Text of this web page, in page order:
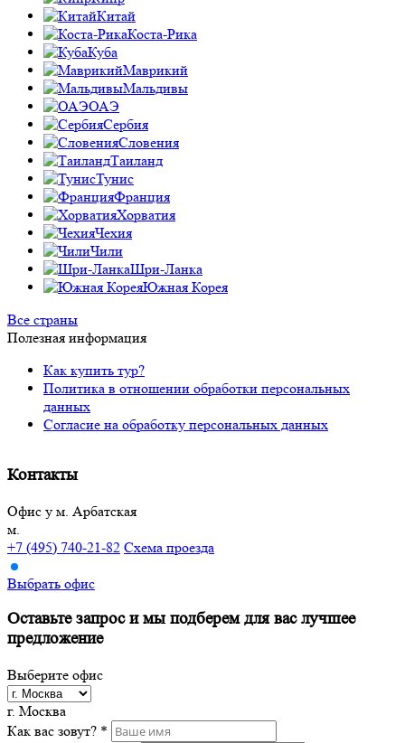
Китай
Коста-Рика
Куба
Маврикий
Мальдивы
ОАЭ
Сербия
Словения
Таиланд
Тунис
Франция
Хорватия
Чехия
Чили
Шри-Ланка
Южная Корея
Все страны
Полезная информация
Как купить тур?
Политика в отношении обработки персональных
данных
Согласие на обработку персональных данных
Контакты
Офис у м. Арбатская
м.
+7 (495) 740-21-82 Схема проезда
Выбрать офис
Оставьте запрос и мы подберемдля вас лучшее
предложение
Выберите офис
г. Москва
Как вас зовут? *